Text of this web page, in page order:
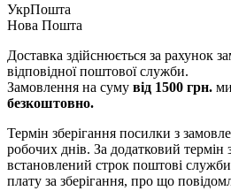
УкрПошта
Нова Пошта
Доставка здійснюється за рахунок
відповідної поштової служби.
Замовлення на суму від 1500 грн.
безкоштовно.
Термін зберігання посилки з
робочих днів. За додатковий термін
встановлений строк поштові
плату за зберігання, про що